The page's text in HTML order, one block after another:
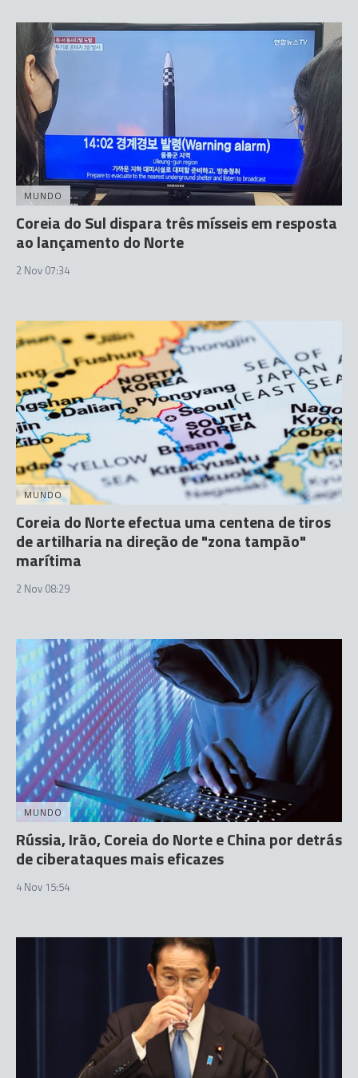
MUNDO
Coreia do Sul dispara três mísseis em resposta
ao lançamento do Norte
2 Nov 07:34
MUNDO
Coreia do Norte efectua uma centena de tiros
de artilharia na direção de "zona tampão"
marítima
2 Nov 08:29
MUNDO
Rússia, Irão, Coreia do Norte e China por detrás
de ciberataques mais eficazes
4 Nov 15:54